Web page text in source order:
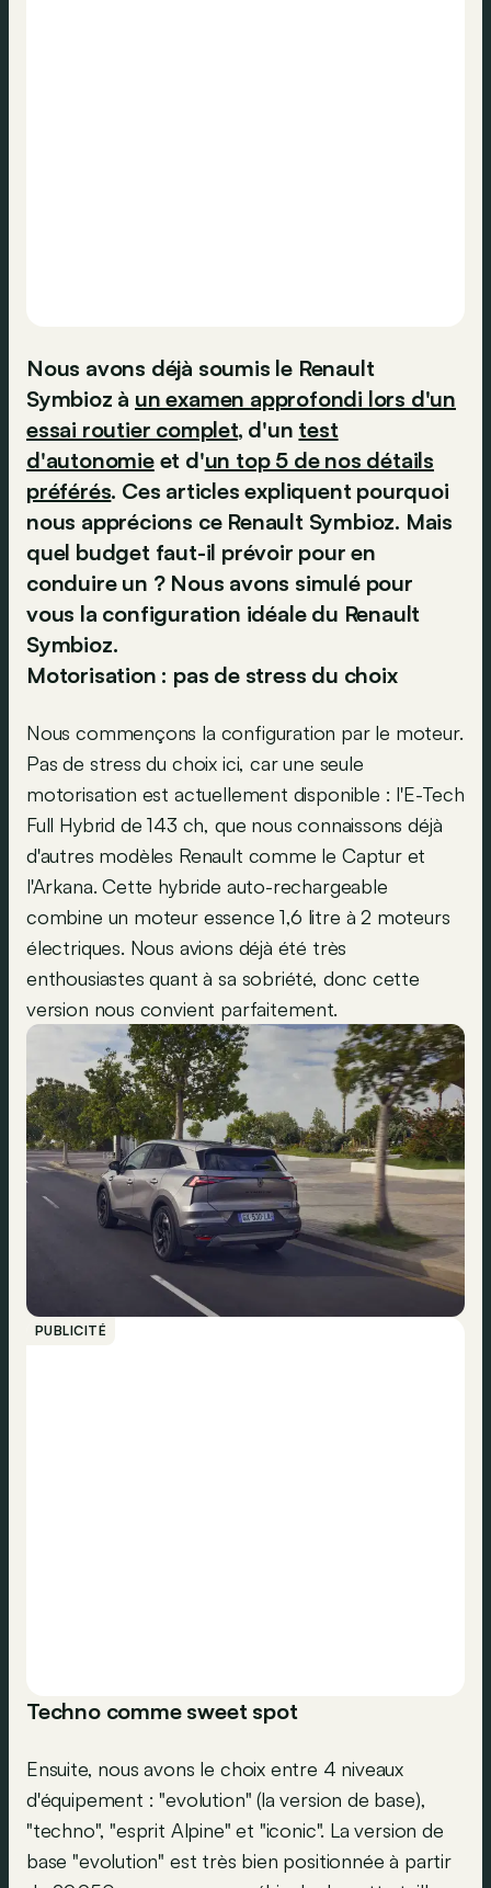
Nous avons déjà soumis le Renault
Symbioz à un examen approfondi lors d'un
essai routier complet, d'un test
d'autonomieet d'un top 5 de nos détails
préférés. Ces articles expliquent pourquoi
nous apprécions ce Renault Symbioz. Mais
quel budget faut-il prévoir pour en
conduire un ? Nous avons simulé pour
vous la configuration idéale du Renault
Symbioz.
Motorisation : pas de stress du choix
Nous commençons la configuration par le moteur.
Pas de stress du choix ici, car une seule
motorisation est actuellement disponible : l'E-Tech
Full Hybrid de 143 ch, que nous connaissons déjà
d'autres modèles Renault comme le Captur et
l'Arkana. Cette hybride auto-rechargeable
combine un moteur essence 1,6 litre à 2 moteurs
électriques. Nous avions déjà été très
enthousiastes quant à sa sobriété, donc cette
version nous convient parfaitement.
PUBLICITÉ
Techno comme sweet spot
Ensuite, nous avons le choix entre 4 niveaux
d'équipement : "evolution" (la version de base),
"techno", "esprit Alpine" et "iconic". La version de
base "evolution" est très bien positionnée à partir